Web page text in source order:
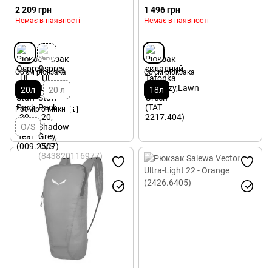
2 209 грн
Немає в наявності
Об'єм рюкзака
20л 20 л
Розмір спинки
O/S
1 496 грн
Немає в наявності
Об'єм рюкзака
18л